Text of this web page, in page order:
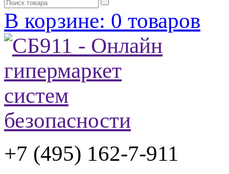
В корзине: 0 товаров
+7 (495) 162-7-911